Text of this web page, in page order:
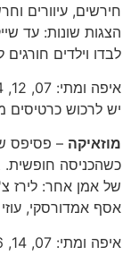
חירשים, עיוורים
הצגות שונות: עד
לבדו וילדים חורגים
יש לרכוש כרטיסים מראש,
מוזאיקה– פסיפס של
כשהכניסה חופשית.
אסף אמדורסקי, עוזי